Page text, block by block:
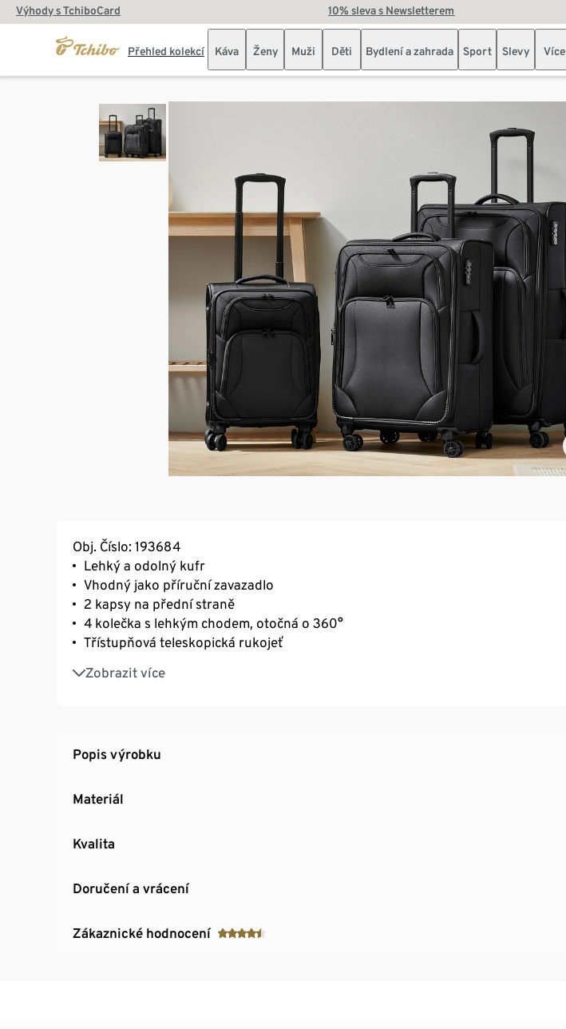
Výhody s TchiboCard 10% sleva s Newsletterem
Přehled kolekcí Káva Ženy Muži Děti Bydlení a zahrada Sport Slevy Více
Obj. Číslo: 193684
Lehký a odolný kufr
Vhodný jako příruční zavazadlo
2 kapsy na přední straně
4 kolečka s lehkým chodem, otočná o 360°
Třístupňová teleskopická rukojeť
Zobrazit více
Vnitřní prostor s elastickými křížovými popruhy a 2 síťovanými kapsami na zip
Rukojeť nahoře a na boku
Popis výrobku
Materiál
Kvalita
Doručení a vrácení
Zákaznické hodnocení